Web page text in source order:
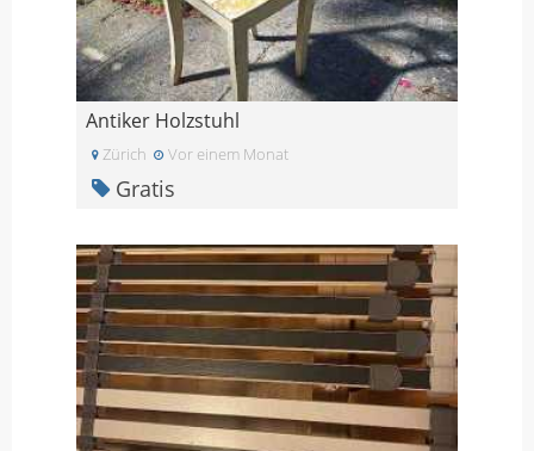
Antiker Holzstuhl
Zürich Vor einem Monat
Gratis